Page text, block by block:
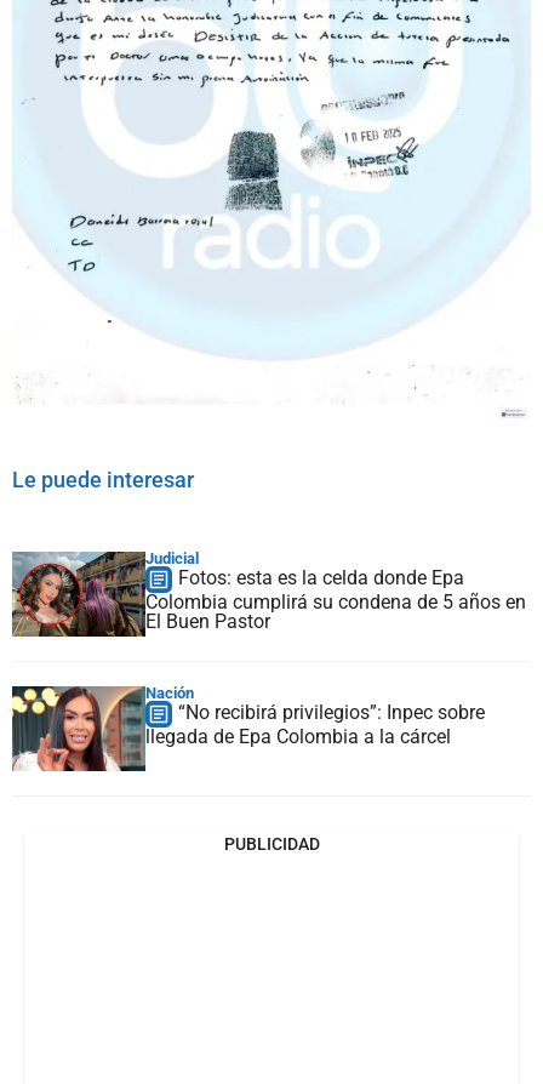
Le puede interesar
Judicial
Fotos: esta es la celda donde Epa
Colombia cumplirá su condena de 5 años en
El Buen Pastor
Nación
“No recibirá privilegios”: Inpec sobre
llegada de Epa Colombia a la cárcel
PUBLICIDAD